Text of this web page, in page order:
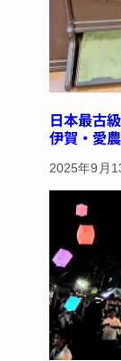
日本最古
伊賀・愛
2025年9月